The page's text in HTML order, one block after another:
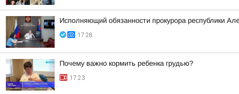
Исполняющий обязанности прокурора республики
17:28
Почему важно кормить ребенка грудью?
17:23